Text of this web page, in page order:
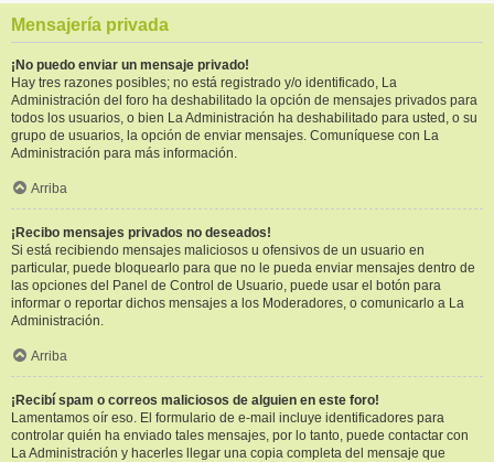
Mensajería privada
¡No puedo enviar un mensaje privado!
Hay tres razones posibles; no está registrado y/o identificado, La
Administración del foro ha deshabilitado la opción de mensajes privados para
todos los usuarios, o bien La Administración ha deshabilitado para usted, o su
grupo de usuarios, la opción de enviar mensajes. Comuníquese con La
Administración para más información.
Arriba
¡Recibo mensajes privados no deseados!
Si está recibiendo mensajes maliciosos u ofensivos de un usuario en
particular, puede bloquearlo para que no le pueda enviar mensajes dentro de
las opciones del Panel de Control de Usuario, puede usar el botón para
informar o reportar dichos mensajes a los Moderadores, o comunicarlo a La
Administración.
Arriba
¡Recibí spam o correos maliciosos de alguien en este foro!
Lamentamos oír eso. El formulario de e-mail incluye identificadores para
controlar quién ha enviado tales mensajes, por lo tanto, puede contactar con
La Administración y hacerles llegar una copia completa del mensaje que